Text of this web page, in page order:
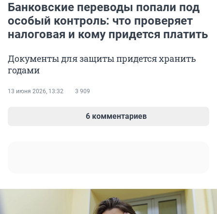
Банковские переводы попали под
особый контроль: что проверяет
налоговая и кому придется платить
Документы для защиты придется хранить
годами
13 июня 2026, 13:32 3 909
6 комментариев